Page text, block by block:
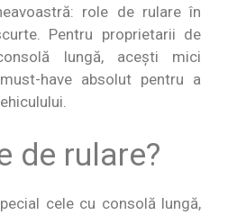
role de rulare în
. Pentru proprietarii de
lungă, acești mici
have absolut pentru a
de rulare?
cele cu consolă lungă,